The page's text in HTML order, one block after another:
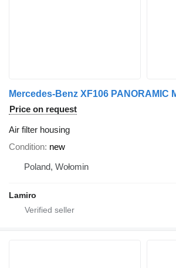
Price on request
Air filter housing
Condition new
Poland, Wołomin
Lamiro